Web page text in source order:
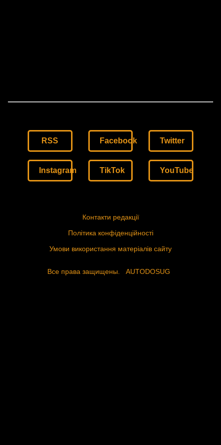
RSS Facebook Twitter
Instagram TikTok YouTube
Контакти редакції
Політика конфіденційності
Умови використання матеріалів сайту
Все права защищены. AUTODOSUG